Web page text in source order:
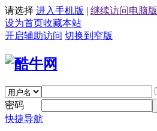
请选择 进入手机版 | 继续访问电脑版
设为首页收藏本站
开启辅助访问 切换到窄版
密码
快捷导航